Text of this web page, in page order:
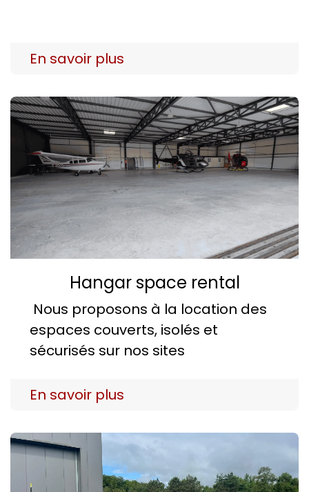
En savoir plus
Hangar space rental
Nous proposons à la location des
espaces couverts, isolés et
sécurisés sur nos sites
En savoir plus